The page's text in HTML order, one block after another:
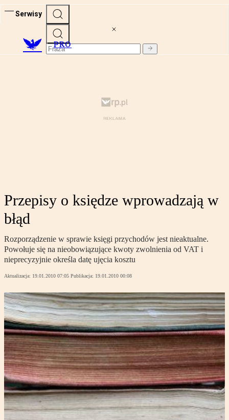
Serwisy
PRO
Przepisy o księdze wprowadzają w
błąd
Rozporządzenie w sprawie księgi przychodów jest nieaktualne.
Powołuje się na nieobowiązujące kwoty zwolnienia od VAT i
nieprecyzyjnie określa datę ujęcia kosztu
Aktualizacja: 19.01.2010 07:05 Publikacja: 19.01.2010 00:08